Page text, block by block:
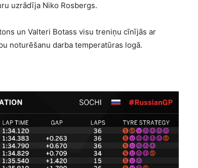
uzrādīja Niko Rosbergs.
un Valteri Botass visu treniņu cīnījās ar
noturēšanu darba temperatūras logā.